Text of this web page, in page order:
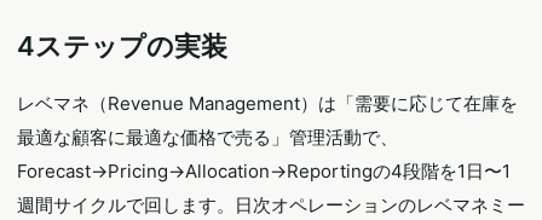
4ステップの実装
レベマネ（Revenue Management）は「需要に応じて在庫を
最適な顧客に最適な価格で売る」管理活動で、
Forecast→Pricing→Allocation→Reportingの4段階を1日〜1
週間サイクルで回します。日次オペレーションのレベマネミー